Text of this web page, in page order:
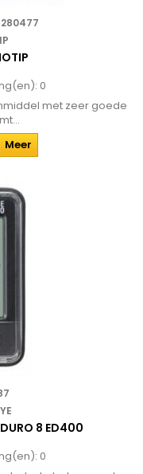
0
met zeer goede
Meer
8 ED400
0